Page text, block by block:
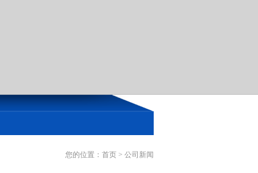
您的位置： 首页 > 公司新闻